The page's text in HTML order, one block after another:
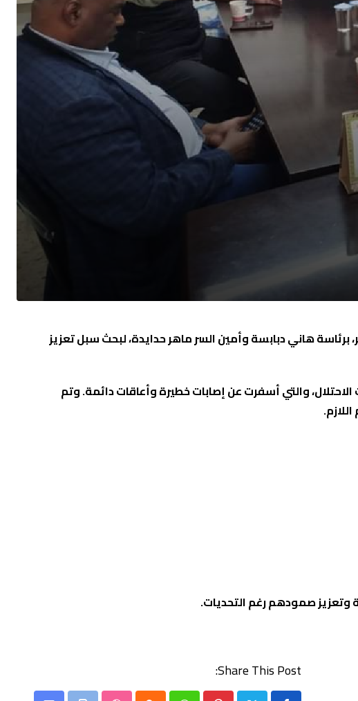
، برئاسة هاني دبابسة وأمين السر ماهر حدايدة، لبحث سبل تعزيز
والتي أسفرت عن إصابات خطيرة وأعاقات دائمة. وتم
صمودهم رغم التحديات.
Share This Post: